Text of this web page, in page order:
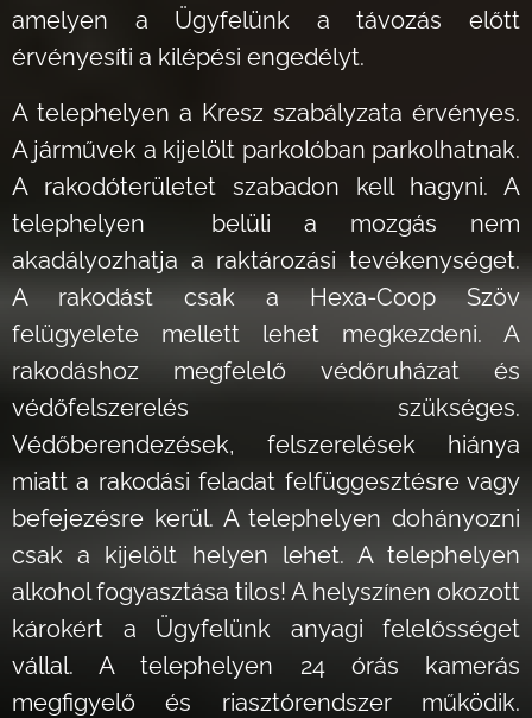
amelyen a Ügyfelünk a távozás előtt
érvényesíti a kilépési engedélyt.
A telephelyen a Kresz szabályzata érvényes.
A járművek a kijelölt parkolóban parkolhatnak.
A rakodóterületet szabadon kell hagyni. A
telephelyen belüli a mozgás nem
akadályozhatja a raktározási tevékenységet.
A rakodást csak a Hexa-Coop Szöv
felügyelete mellett lehet megkezdeni. A
rakodáshoz megfelelő védőruházat és
védőfelszerelés szükséges.
Védőberendezések, felszerelések hiánya
miatt a rakodási feladat felfüggesztésre vagy
befejezésre kerül. A telephelyen dohányozni
csak a kijelölt helyen lehet. A telephelyen
alkohol fogyasztása tilos! A helyszínen okozott
károkért a Ügyfelünk anyagi felelősséget
vállal. A telephelyen 24 órás kamerás
megfigyelő és riasztórendszer működik.